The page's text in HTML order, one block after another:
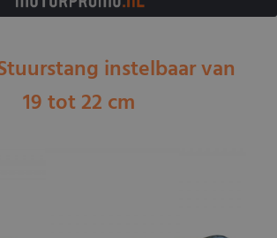
instelbaar van
19 tot 22 cm